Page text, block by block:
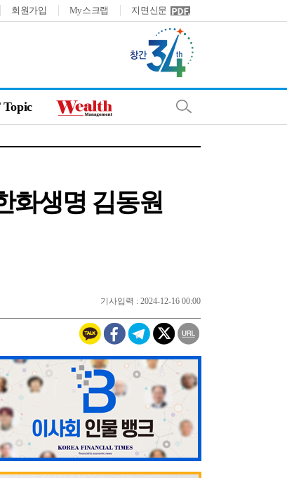
회원가입 My스크랩 지면신문
화생명 김동원
기사입력 : 2024-12-16 00:00